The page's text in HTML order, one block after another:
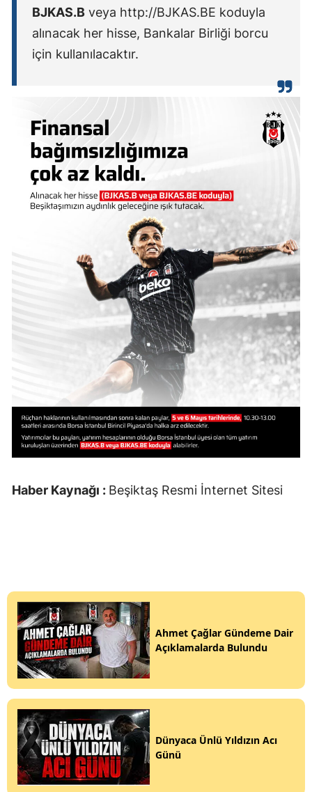
BJKAS.B veya http://BJKAS.BE koduyla
alınacak her hisse, Bankalar Birliği borcu
için kullanılacaktır.
Haber Kaynağı : Beşiktaş Resmi İnternet Sitesi
Ahmet Çağlar Gündeme Dair
Açıklamalarda Bulundu
Dünyaca Ünlü Yıldızın Acı
Günü